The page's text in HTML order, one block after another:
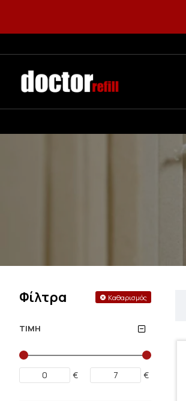
Φίλτρα Καθαρισμός
ΤΙΜΉ
€ €